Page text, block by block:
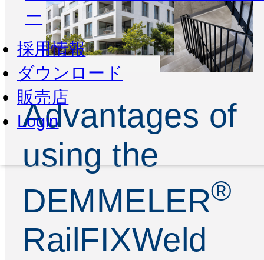
ー
採用情報
ダウンロード
販売店
Login
Advantages of
using the
DEMMELER®
RailFIXWeld